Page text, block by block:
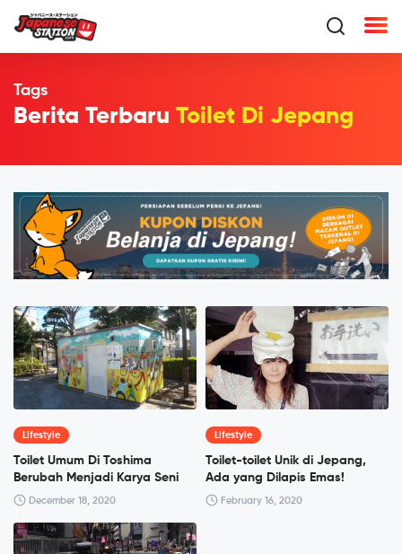
Tags
Berita Terbaru Toilet Di Jepang
Lifestyle
Toilet Umum Di Toshima
Berubah Menjadi Karya Seni
December 18, 2020
Lifestyle
Toilet-toilet Unik di Jepang,
Ada yang Dilapis Emas!
February 16, 2020